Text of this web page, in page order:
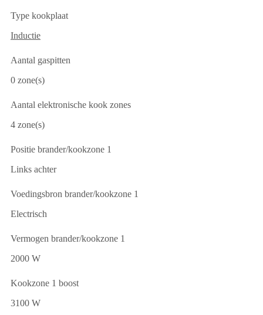
Type kookplaat
Inductie
Aantal gaspitten
0 zone(s)
Aantal elektronische kook zones
4 zone(s)
Positie brander/kookzone 1
Links achter
Voedingsbron brander/kookzone 1
Electrisch
Vermogen brander/kookzone 1
2000 W
Kookzone 1 boost
3100 W